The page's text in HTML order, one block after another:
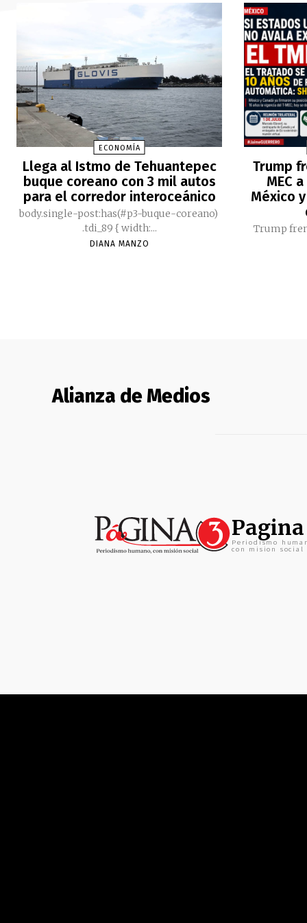
ECONOMÍA
Llega al Istmo de Tehuantepec
buque coreano con 3 mil autos
para el corredor interoceánico
body.single-post:has(#p3-buque-coreano)
.tdi_89 { width:...
DIANA MANZO
Trump
MEC
México
Trump
Alianza de Medios
Periodismo
con mision social